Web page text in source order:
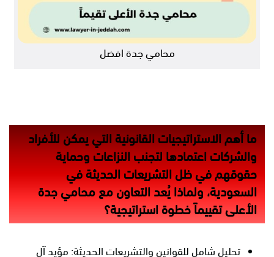
محامي جدة افضل
ما أهم الاستراتيجيات القانونية التي يمكن للأفراد
والشركات اعتمادها لتجنب النزاعات وحماية
حقوقهم في ظل التشريعات الحديثة في
السعودية، ولماذا يُعد التعاون مع محامي جدة
الأعلى تقييماً خطوة استراتيجية؟
تحليل شامل للقوانين والتشريعات الحديثة: مؤيد آل